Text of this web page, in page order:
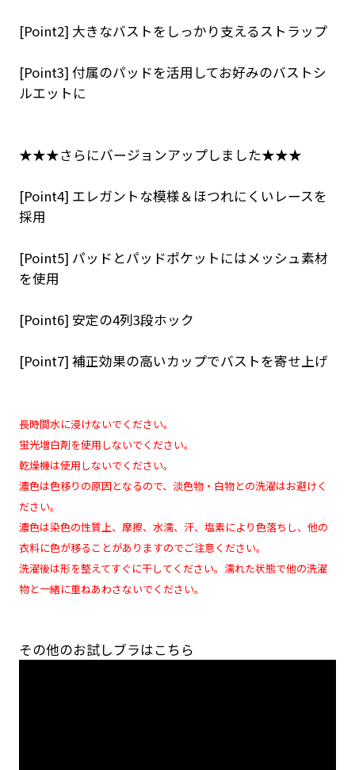
[Point2] 大きなバストをしっかり支えるストラップ
[Point3] 付属のパッドを活用してお好みのバストシ
ルエットに
★★★さらにバージョンアップしました★★★
[Point4] エレガントな模様＆ほつれにくいレースを
採用
[Point5] パッドとパッドポケットにはメッシュ素材
を使用
[Point6] 安定の4列3段ホック
[Point7] 補正効果の高いカップでバストを寄せ上げ
長時間水に浸けないでください。
蛍光増白剤を使用しないでください。
乾燥機は使用しないでください。
濃色は色移りの原因となるので、淡色物・白物との洗濯はお避けく
ださい。
濃色は染色の性質上、摩擦、水濡、汗、塩素により色落ちし、他の
衣料に色が移ることがありますのでご注意ください。
洗濯後は形を整えてすぐに干してください。濡れた状態で他の洗濯
物と一緒に重ねあわさないでください。
その他のお試しブラはこちら